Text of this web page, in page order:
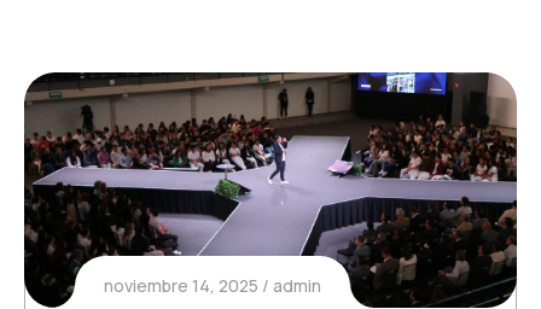
noviembre 14, 2025 admin